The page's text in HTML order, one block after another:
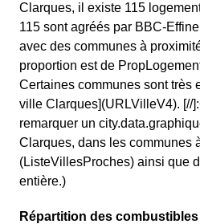
Clarques, il existe 115
115 sont agréés par BBC-
avec des communes à
proportion est de
Certaines communes sont très
ville Clarques](URLVilleV4). [//
remarquer un
Clarques, dans les communes
(ListeVillesProches) ainsi que
entière.)
Répartition des